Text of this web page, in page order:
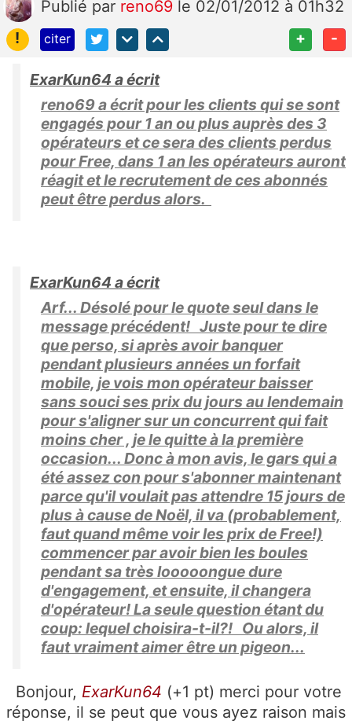
Publié par reno69 le 02/01/2012 à 01h32
!
citer + -
ExarKun64 a écrit
reno69 a écrit pour les clients qui se sont
engagés pour 1 an ou plus auprès des 3
opérateurs et ce sera des clients perdus
pour Free, dans 1 an les opérateurs auront
réagit et le recrutement de ces abonnés
peut être perdus alors.
ExarKun64 a écrit
Arf... Désolé pour le quote seul dans le
message précédent! Juste pour te dire
que perso, si après avoir banquer
pendant plusieurs années un forfait
mobile, je vois mon opérateur baisser
sans souci ses prix du jours au lendemain
pour s'aligner sur un concurrent qui fait
moins cher , je le quitte à la première
occasion... Donc à mon avis, le gars qui a
été assez con pour s'abonner maintenant
parce qu'il voulait pas attendre 15 jours de
plus à cause de Noël, il va (probablement,
faut quand même voir les prix de Free!)
commencer par avoir bien les boules
pendant sa très looooongue dure
d'engagement, et ensuite, il changera
d'opérateur! La seule question étant du
coup: lequel choisira-t-il?! Ou alors, il
faut vraiment aimer être un pigeon...
Bonjour, ExarKun64 (+1 pt) merci pour votre
réponse, il se peut que vous ayez raison mais